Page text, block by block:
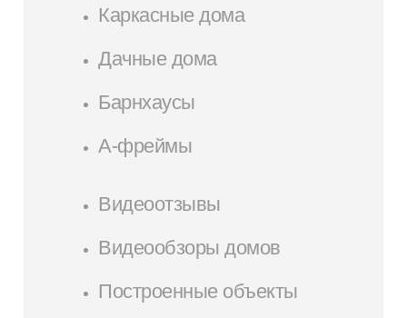
Каркасные дома
Дачные дома
Барнхаусы
А-фреймы
Видеоотзывы
Видеообзоры домов
Построенные объекты